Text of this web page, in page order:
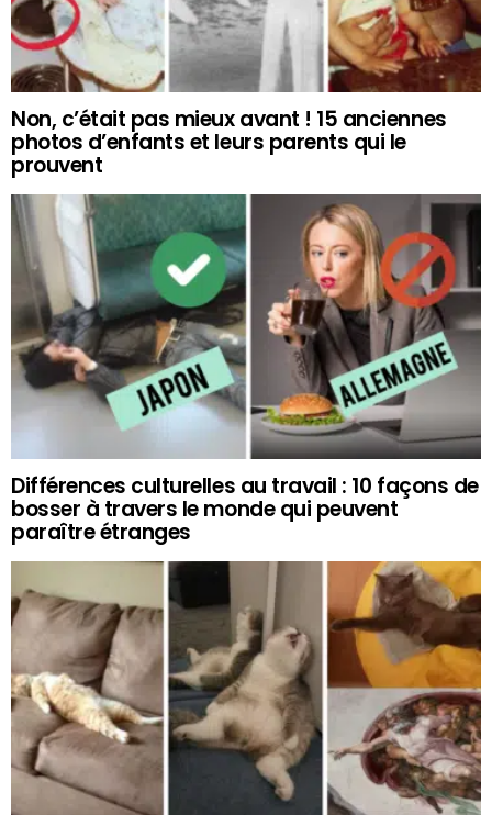
Non, c’était pas mieux avant ! 15 anciennes
photos d’enfants et leurs parents qui le
prouvent
Différences culturelles au travail : 10 façons de
bosser à travers le monde qui peuvent
paraître étranges